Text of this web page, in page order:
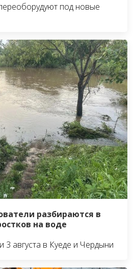
под новые
разбираются в
на воде
3 августа в Куеде и Чердыни